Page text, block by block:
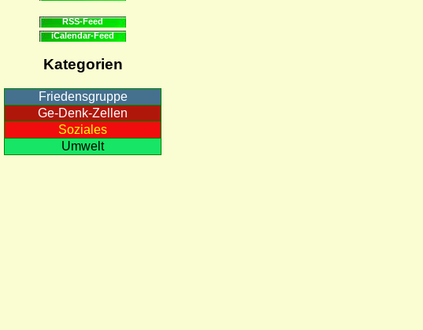
RSS-Feed
iCalendar-Feed
Kategorien
Friedensgruppe
Ge-Denk-Zellen
Soziales
Umwelt